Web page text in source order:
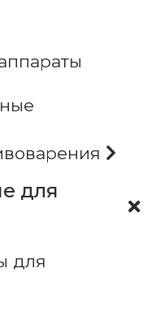
для
для